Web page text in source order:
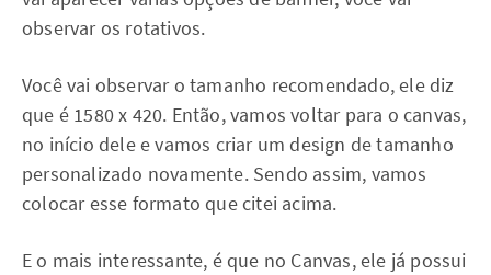
observar os rotativos.
Você vai observar o tamanho recomendado, ele diz
que é 1580 x 420. Então, vamos voltar para o canvas,
no início dele e vamos criar um design de tamanho
personalizado novamente. Sendo assim, vamos
colocar esse formato que citei acima.
E o mais interessante, é que no Canvas, ele já possui